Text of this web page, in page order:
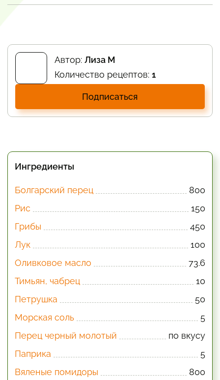
Автор: Лиза М
Количество рецептов: 1
Подписаться
Ингредиенты
Болгарский перец
800
Рис
150
Грибы
450
Лук
100
Оливковое масло
73.6
Тимьян, чабрец
10
Петрушка
50
Морская соль
5
Перец черный молотый
по вкусу
Паприка
5
Вяленые помидоры
800